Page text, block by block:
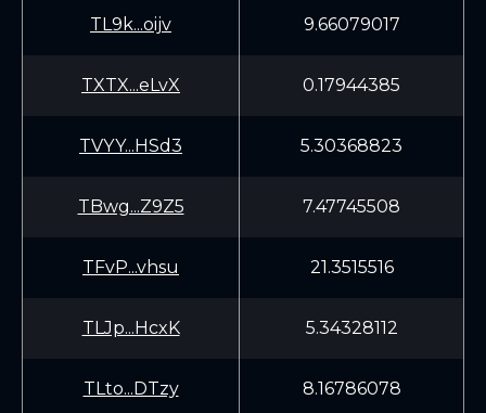
TL9k...oijv 9.66079017
TXTX...eLvX 0.17944385
TVYY...HSd3 5.30368823
TBwg...Z9Z5 7.47745508
TFvP...vhsu 21.3515516
TLJp...HcxK 5.34328112
TLto...DTzy 8.16786078